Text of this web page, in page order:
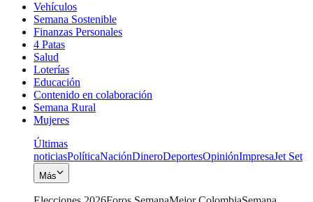
Vehículos
Semana Sostenible
Finanzas Personales
4 Patas
Salud
Loterías
Educación
Contenido en colaboración
Semana Rural
Mujeres
Últimas
noticiasPolíticaNaciónDineroDeportesOpiniónImpresaJet Set
Más